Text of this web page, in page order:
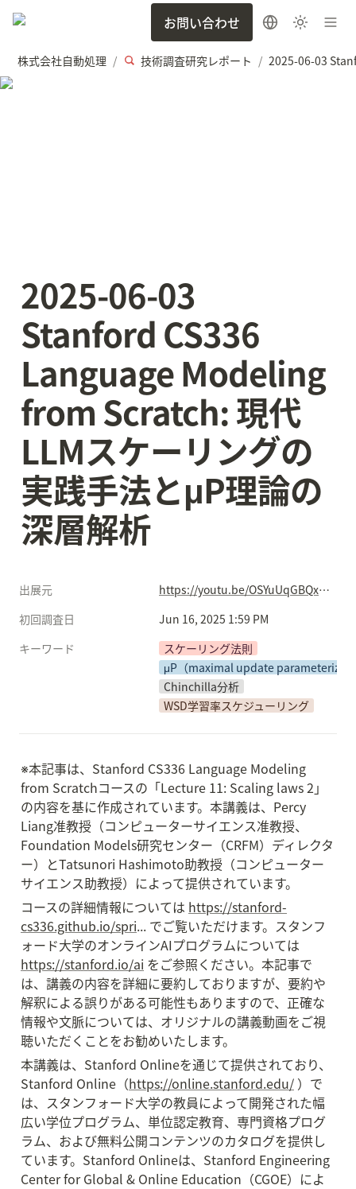
お問い合わせ
株式会社自動処理 / 技術調査研究レポート /
2025-06-03
Stanford CS336
Language Modeling
from Scratch: 現代
LLMスケーリングの
実践手法とμP理論の
深層解析
出展元
https://youtu.be/OSYuUqGBQxw?si=snknHsM_Ydj3l9Af
初回調査日
Jun 16, 2025 1:59 PM
キーワード
スケーリング法則
μP（maximal update
Chinchilla分析
WSD学習率スケジューリング
※本記事は、Stanford CS336 Language Modeling
from Scratchコースの「Lecture 11: Scaling laws 2」
の内容を基に作成されています。本講義は、Percy
Liang准教授（コンピューターサイエンス准教授、
Foundation Models研究センター（CRFM）ディレクタ
ー）とTatsunori Hashimoto助教授（コンピューター
サイエンス助教授）によって提供されています。
コースの詳細情報については https://stanford-
cs336.github.io/spri... でご覧いただけます。スタンフ
https://stanford.io/ai をご参照ください。本記事で
は、講義の内容を詳細に要約しておりますが、要約や
解釈による誤りがある可能性もありますので、正確な
情報や文脈については、オリジナルの講義動画をご視
聴いただくことをお勧めいたします。
本講義は、Stanford Onlineを通じて提供されており、
Stanford Online（https://online.stanford.edu/ ）で
は、スタンフォード大学の教員によって開発された幅
広い学位プログラム、単位認定教育、専門資格プログ
ラム、および無料公開コンテンツのカタログを提供し
ています。Stanford Onlineは、Stanford Engineering
Center for Global & Online Education（CGOE）によ